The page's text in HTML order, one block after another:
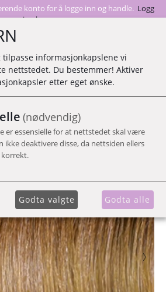
konto for å logge inn og handle. Logg
inn her
HUW
informasjonkapslene vi
nettstedet. Du bestemmer! Aktiver
etter eget ønske.
(nødvendig)
er essensielle for at nettstedet skal være
ikke deaktivere disse, da nettsiden ellers
korrekt.
Godta valgte Godta alle